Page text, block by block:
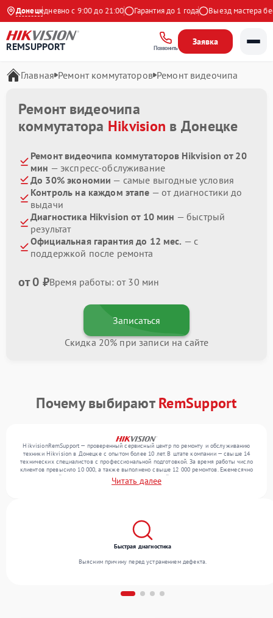
Донецк
Ежедневно с 9:00 до 21:00 Гарантия до 1 года Выезд мастера
REMSUPPORT Позвонить
Заявка
Главная Ремонт коммутаторов Ремонт видеочипа
Ремонт видеочипа
коммутатора Hikvision в Донецке
Ремонт видеочипа коммутаторов Hikvision от 20
мин — экспресс-обслуживание
До 30% экономии — самые выгодные условия
Контроль на каждом этапе — от диагностики до
выдачи
Диагностика Hikvision от 10 мин — быстрый
результат
Официальная гарантия до 12 мес. — с
поддержкой после ремонта
от 0 ₽Время работы: от 30 мин
Записаться
Скидка 20% при записи на сайте
Почему выбираютRemSupport
HikvisionRemSupport — проверенный сервисный центр по ремонту и обслуживанию
техники Hikvision в Донецке с опытом более 10 лет. В штате компании — свыше 14
технических специалистов с профессиональной подготовкой. За время работы число
клиентов превысило 10 000, а также выполнено свыше 12 000 ремонтов. Ежемесячно
в сервисный центр поступает более 300 обращений, включая , , . Мы работаем с
широким спектром неисправностей и гарантируем высокое качество обслуживания
Читать далее
Быстрая диагностика
Выясним причину перед устранением дефекта.